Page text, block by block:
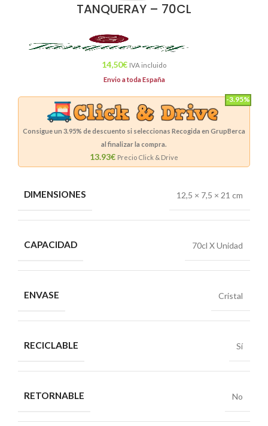
TANQUERAY – 70CL
14,50€ IVA incluido
Envio a toda España
-3.95%
Consigue un 3.95% de descuento si seleccionas Recogida en GrupBerca
al finalizar la compra.
13.93€ Precio Click & Drive
DIMENSIONES 12,5 × 7,5 × 21 cm
CAPACIDAD 70cl X Unidad
ENVASE Cristal
RECICLABLE Sí
RETORNABLE No